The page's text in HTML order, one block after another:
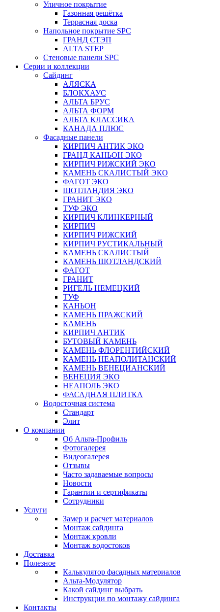
Уличное покрытие
Газонная решётка
Террасная доска
Напольное покрытие SPC
ГРАНД СТЭП
ALTA STEP
Стеновые панели SPC
Серии и коллекции
Сайдинг
АЛЯСКА
БЛОКХАУС
АЛЬТА БРУС
АЛЬТА ФОРМ
АЛЬТА КЛАССИКА
КАНАДА ПЛЮС
Фасадные панели
КИРПИЧ АНТИК ЭКО
ГРАНД КАНЬОН ЭКО
КИРПИЧ РИЖСКИЙ ЭКО
КАМЕНЬ СКАЛИСТЫЙ ЭКО
ФАГОТ ЭКО
ШОТЛАНДИЯ ЭКО
ГРАНИТ ЭКО
ТУФ ЭКО
КИРПИЧ КЛИНКЕРНЫЙ
КИРПИЧ
КИРПИЧ РИЖСКИЙ
КИРПИЧ РУСТИКАЛЬНЫЙ
КАМЕНЬ СКАЛИСТЫЙ
КАМЕНЬ ШОТЛАНДСКИЙ
ФАГОТ
ГРАНИТ
РИГЕЛЬ НЕМЕЦКИЙ
ТУФ
КАНЬОН
КАМЕНЬ ПРАЖСКИЙ
КАМЕНЬ
КИРПИЧ АНТИК
БУТОВЫЙ КАМЕНЬ
КАМЕНЬ ФЛОРЕНТИЙСКИЙ
КАМЕНЬ НЕАПОЛИТАНСКИЙ
КАМЕНЬ ВЕНЕЦИАНСКИЙ
ВЕНЕЦИЯ ЭКО
НЕАПОЛЬ ЭКО
ФАСАДНАЯ ПЛИТКА
Водосточная система
Стандарт
Элит
О компании
Об Альта-Профиль
Фотогалерея
Видеогалерея
Отзывы
Часто задаваемые вопросы
Новости
Гарантии и сертификаты
Сотрудники
Услуги
Замер и расчет материалов
Монтаж сайдинга
Монтаж кровли
Монтаж водостоков
Доставка
Полезное
Калькулятор фасадных материалов
Альта-Модулятор
Какой сайдинг выбрать
Инструкции по монтажу сайдинга
Контакты